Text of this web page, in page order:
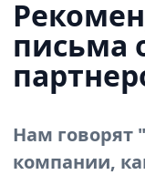
письма
Нам говорят
компании,